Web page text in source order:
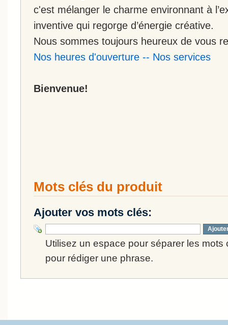
c'est mélanger le charme environnant à
inventive qui regorge d’énergie créative.
Nous sommes toujours heureux de vous
Nos heures d'ouverture -- Nos services
Bienvenue!
Mots clés du produit
Ajouter vos mots clés:
Utilisez un espace pour séparer les mots
pour rédiger une phrase.